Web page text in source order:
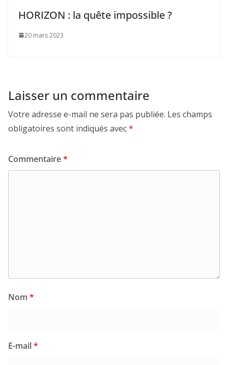
HORIZON : la quête impossible ?
20 mars 2023
Laisser un commentaire
Votre adresse e-mail ne sera pas publiée. Les champs
obligatoires sont indiqués avec*
Commentaire*
Nom *
E-mail*